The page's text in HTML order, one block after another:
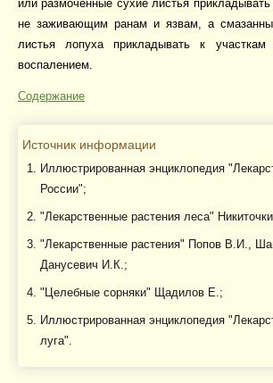
или размоченные сухие листья
не заживающим ранам и язвам, а
листья лопуха прикладывать к
воспалением.
Содержание
Источник информации
Иллюстрированная энциклопедия
России";
"Лекарственные растения леса"
"Лекарственные растения" Попов В.И.,
Данусевич И.К.;
"Целебные сорняки" Щадилов Е.;
Иллюстрированная энциклопедия
луга".